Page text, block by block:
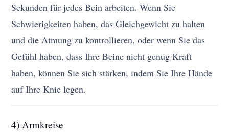
Sekunden für jedes Bein arbeiten. Wenn Sie
Schwierigkeiten haben, das Gleichgewicht zu halten
und die Atmung zu kontrollieren, oder wenn Sie das
Gefühl haben, dass Ihre Beine nicht genug Kraft
haben, können Sie sich stärken, indem Sie Ihre Hände
auf Ihre Knie legen.
4) Armkreise